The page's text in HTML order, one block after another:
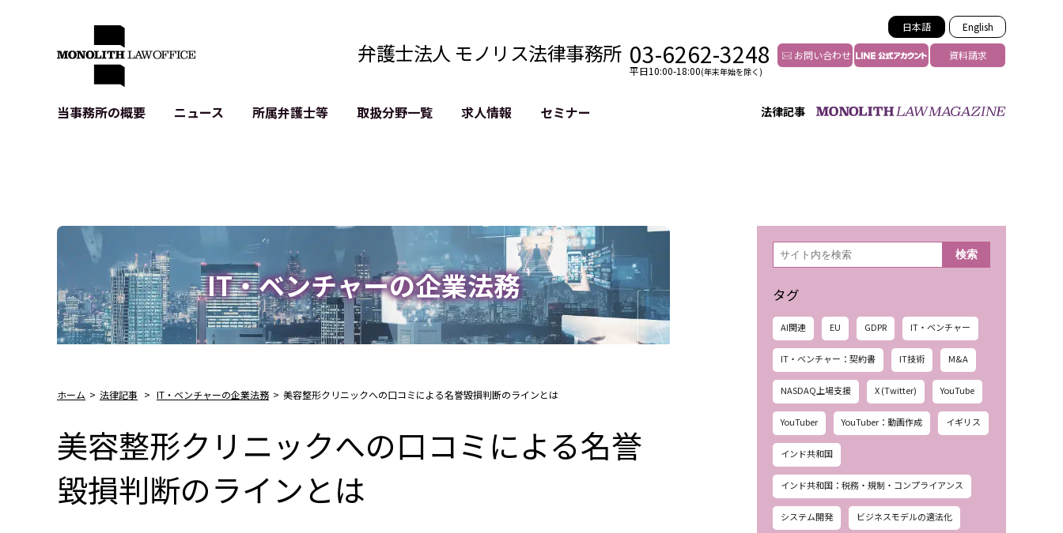
日本語 English
弁護士法人 モノリス法律事務所 03-6262-3248
平日10:00-18:00(年末年始を除く)
お問い合わせ 資料請求
法律記事
当事務所の概要
アクセス
ニュース 所属弁護士等 取扱分野一覧
IPO（上場）支援
生成AI関連法務
記事・LPの薬機法等チェック
D2C等の不正転売対策
サイバー犯罪の刑事告訴等
GDPR対応支援
リスティング汚染の削除対策
過去の芸能等活動の削除
YouTube等SNSのM&A
求人情報 セミナー
IT・ベンチャーの企業法務
ホーム > 法律記事 > IT・ベンチャーの企業法務 > 美容整形クリニックへの口コミによる名誉毀損判断のラインとは
美容整形クリニックへの口コミによる名誉
毀損判断のラインとは
検
索 検索
タグ
AI関連 EU GDPR IT・ベンチャー
IT・ベンチャー：契約書 IT技術 M&A
NASDAQ上場支援 X (Twitter) YouTube
YouTuber YouTuber：動画作成 イギリス
インド共和国
インド共和国：税務・規制・コンプライアンス
システム開発 ビジネスモデルの適法化